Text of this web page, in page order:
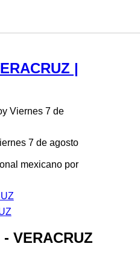
|
Viernes 7 de
7 de agosto
mexicano por
VERACRUZ